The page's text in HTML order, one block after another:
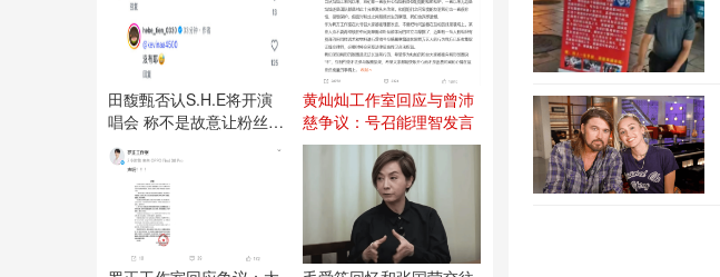
田馥甄否认S.H.E将开演
唱会 称不是故意让粉丝失
望
黄灿灿工作室回应与曾沛
慈争议：号召能理智发言